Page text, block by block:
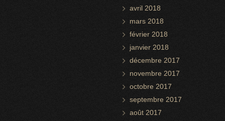
avril 2018
mars 2018
février 2018
janvier 2018
décembre 2017
novembre 2017
octobre 2017
septembre 2017
août 2017